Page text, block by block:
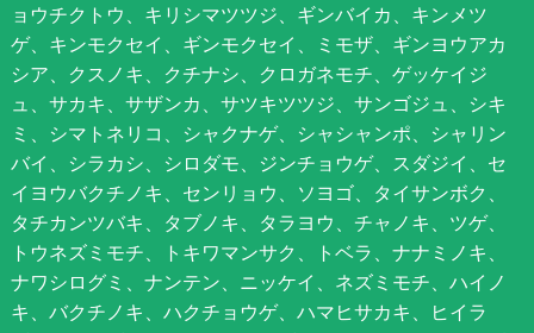
ョウチクトウ、キリシマツツジ、ギンバイカ、キンメツ
ゲ、キンモクセイ、ギンモクセイ、ミモザ、ギンヨウアカ
シア、クスノキ、クチナシ、クロガネモチ、ゲッケイジ
ュ、サカキ、サザンカ、サツキツツジ、サンゴジュ、シキ
ミ、シマトネリコ、シャクナゲ、シャシャンポ、シャリン
バイ、シラカシ、シロダモ、ジンチョウゲ、スダジイ、セ
イヨウバクチノキ、センリョウ、ソヨゴ、タイサンボク、
タチカンツバキ、タブノキ、タラヨウ、チャノキ、ツゲ、
トウネズミモチ、トキワマンサク、トベラ、ナナミノキ、
ナワシログミ、ナンテン、ニッケイ、ネズミモチ、ハイノ
キ、バクチノキ、ハクチョウゲ、ハマヒサカキ、ヒイラ